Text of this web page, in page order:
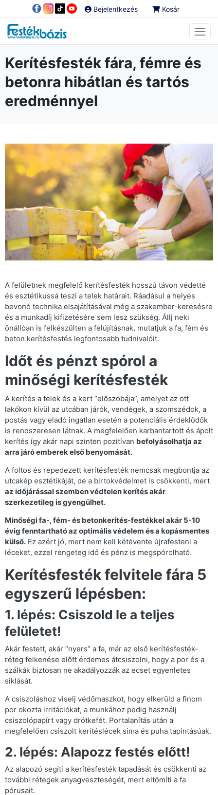
Bejelentkezés Kosár
Kerítésfesték fára, fémre és
betonra hibátlan és tartós
eredménnyel
A felületnek megfelelő kerítésfesték hosszú távon védetté
és esztétikussá teszi a telek határait. Ráadásul a helyes
bevonó technika elsajátításával még a szakember-keresésre
és a munkadíj kifizetésére sem lesz szükség. Állj neki
önállóan is felkészülten a felújításnak, mutatjuk a fa, fém és
beton kerítésfestés legfontosabb tudnivalóit.
Időt és pénzt spórol a
minőségi kerítésfesték
A kerítés a telek és a kert “előszobája”, amelyet az ott
lakókon kívül az utcában járók, vendégek, a szomszédok, a
postás vagy eladó ingatlan esetén a potenciális érdeklődők
is rendszeresen látnak. A megfelelően karbantartott és ápolt
kerítés így akár napi szinten pozitívan befolyásolhatja az
arra járó emberek első benyomását.
A foltos és repedezett kerítésfesték nemcsak megbontja az
utcakép esztétikáját, de a birtokvédelmet is csökkenti, mert
az időjárással szemben védtelen kerítés akár
szerkezetileg is gyengülhet.
Minőségi fa-, fém- és betonkerítés-festékkel akár 5-10
évig fenntartható az optimális védelem és a kopásmentes
külső. Ez azért jó, mert nem kell kétévente újrafesteni a
léceket, ezzel rengeteg idő és pénz is megspórolható.
Kerítésfesték felvitele fára 5
egyszerű lépésben:
1. lépés: Csiszold le a teljes
felületet!
Akár festett, akár “nyers” a fa, már az első kerítésfesték-
réteg felkenése előtt érdemes átcsiszolni, hogy a por és a
szálkák biztosan ne akadályozzák az ecset egyenletes
siklását.
A csiszoláshoz viselj védőmaszkot, hogy elkerüld a finom
por okozta irritációkat, a munkához pedig használj
csiszolópapírt vagy drótkefét. Portalanítás után a
megfelelően csiszolt kerítéslécek sima és puha tapintásúak.
2. lépés: Alapozz festés előtt!
Az alapozó segíti a kerítésfesték tapadását és csökkenti az
további rétegek anyagveszteségét, mert eltömíti a fa
pórusait.